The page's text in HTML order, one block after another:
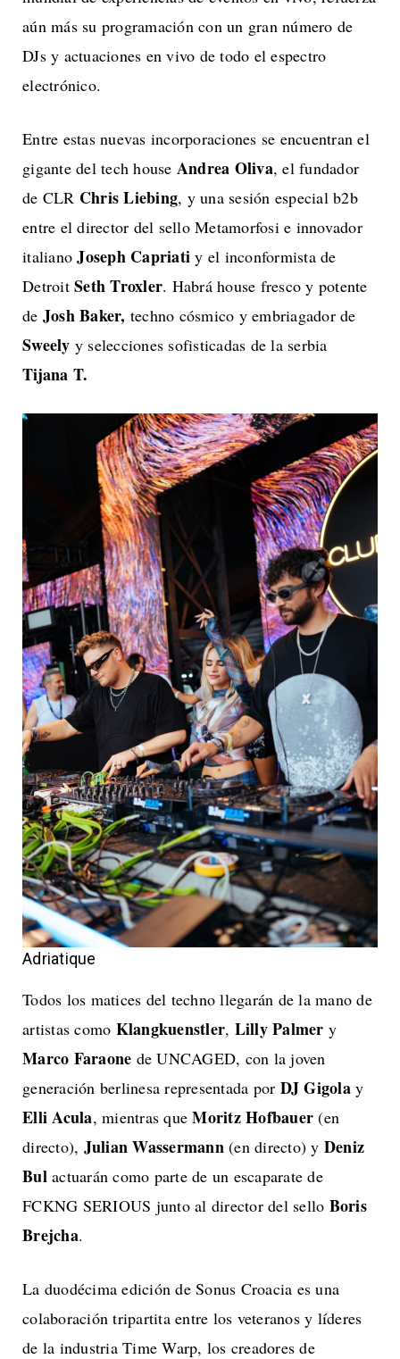
aún más su programación con un gran número de
DJs y actuaciones en vivo de todo el espectro
electrónico.
Entre estas nuevas incorporaciones se encuentran el
gigante del tech house Andrea Oliva, el fundador
de CLR Chris Liebing, y una sesión especial b2b
entre el director del sello Metamorfosi e innovador
italianoJoseph Capriati y el inconformista de
Detroit Seth Troxler. Habrá house fresco y potente
de Josh Baker, techno cósmico y embriagador de
Sweely y selecciones sofisticadas de la serbia
Tijana T.
Adriatique
Todos los matices del techno llegarán de la mano de
artistas como Klangkuenstler, Lilly Palmer y
Marco Faraone de UNCAGED, con la joven
generación berlinesa representada por DJ Gigolay
Elli Acula, mientras queMoritz Hofbauer (en
directo), Julian Wassermann(en directo) y Deniz
Bulactuarán como parte de un escaparate de
FCKNG SERIOUS junto al director del sello Boris
Brejcha.
La duodécima edición de Sonus Croacia es una
colaboración tripartita entre los veteranos y líderes
de la industria Time Warp, los creadores de